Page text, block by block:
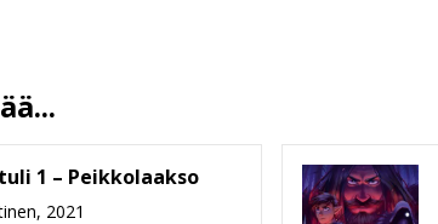
168 mm * 242 mm * 16 mm
536g
1 – Peikkolaakso
2021